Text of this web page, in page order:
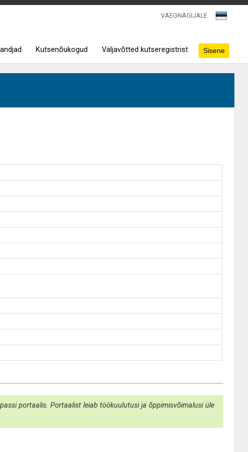
VAEGNÄGIJALE
Kutsenõukogud Väljavõtted kutseregistrist
portaalis. Portaalist leiab töökuulutusi ja õppimisvõimalusi üle